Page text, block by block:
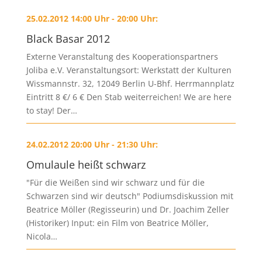
25.02.2012 14:00 Uhr - 20:00 Uhr:
Black Basar 2012
Externe Veranstaltung des Kooperationspartners
Joliba e.V. Veranstaltungsort: Werkstatt der Kulturen
Wissmannstr. 32, 12049 Berlin U-Bhf. Herrmannplatz
Eintritt 8 €/ 6 € Den Stab weiterreichen! We are here
to stay! Der…
24.02.2012 20:00 Uhr - 21:30 Uhr:
Omulaule heißt schwarz
"Für die Weißen sind wir schwarz und für die
Schwarzen sind wir deutsch" Podiumsdiskussion mit
Beatrice Möller (Regisseurin) und Dr. Joachim Zeller
(Historiker) Input: ein Film von Beatrice Möller,
Nicola…